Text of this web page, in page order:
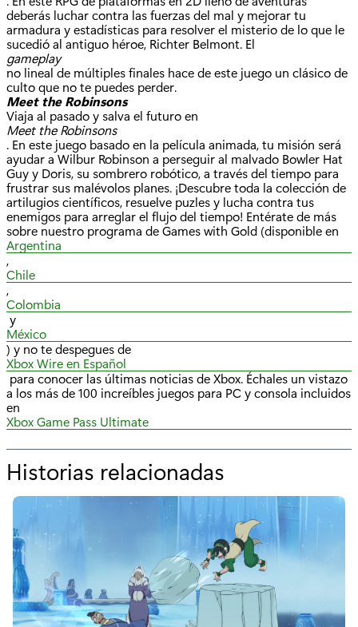
deberás luchar contra las fuerzas del mal y mejorar tu
armadura y estadísticas para resolver el misterio de lo que le
sucedió al antiguo héroe, Richter Belmont. El
gameplay
no lineal de múltiples finales hace de este juego un clásico de
culto que no te puedes perder.
Meet the Robinsons
Viaja al pasado y salva el futuro en
Meet the Robinsons
. En este juego basado en la película animada, tu misión será
ayudar a Wilbur Robinson a perseguir al malvado Bowler Hat
Guy y Doris, su sombrero robótico, a través del tiempo para
frustrar sus malévolos planes. ¡Descubre toda la colección de
artilugios científicos, resuelve puzles y lucha contra tus
enemigos para arreglar el flujo del tiempo! Entérate de más
sobre nuestro programa de Games with Gold (disponible en
Argentina
,
Chile
,
Colombia
y
México
) y no te despegues de
Xbox Wire en Español
para conocer las últimas noticias de Xbox. Échales un vistazo
a los más de 100 increíbles juegos para PC y consola incluidos
en
Xbox Game Pass Ultimate
Historias relacionadas
o
r
"
N